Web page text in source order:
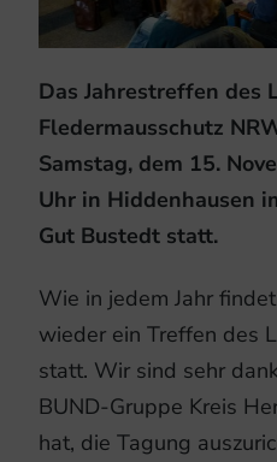
Das Jahrestreffen des
Fledermausschutz
Samstag, dem 15.
Uhr in Hiddenhausen
Gut Bustedt statt.
Wie in jedem Jahr
wieder ein Treffen des
statt. Wir sind sehr
BUND-Gruppe Kreis
hat, die Tagung